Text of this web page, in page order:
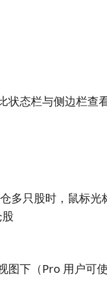
状态栏与侧边栏查
多只股时，鼠标光
图下（Pro 用户可